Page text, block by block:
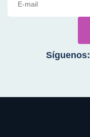
Síguenos: